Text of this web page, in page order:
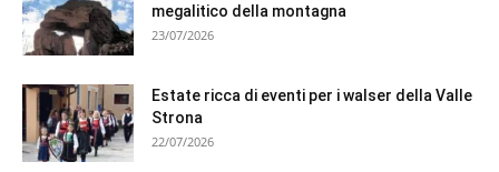
megalitico della montagna
23/07/2026
Estate ricca di eventi per i walser della Valle
Strona
22/07/2026